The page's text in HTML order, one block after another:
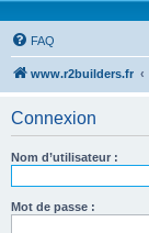
FAQ
www.r2builders.fr
Connexion
Nom d’utilisateur :
Mot de passe :